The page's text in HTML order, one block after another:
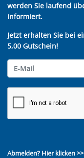
werden Sie laufend
informiert.
Jetzt erhalten Sie bei
5,00 Gutschein!
Abmelden? Hier klicken >>